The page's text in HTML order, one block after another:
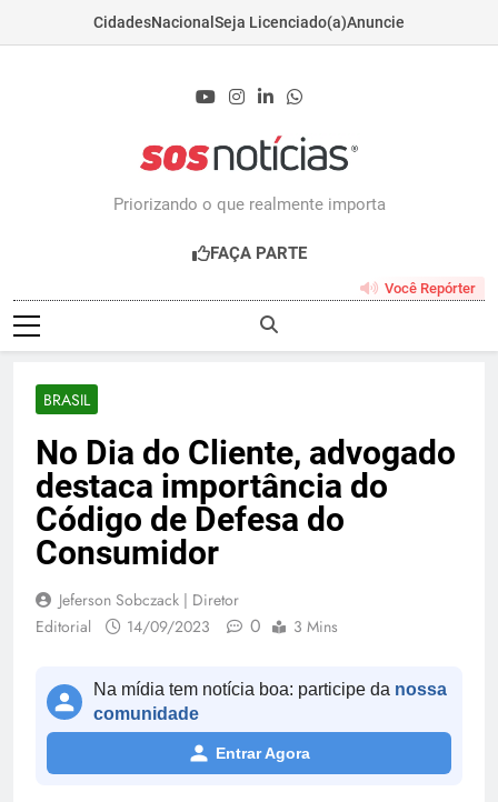
CidadesNacional Seja Licenciado(a)Anuncie
Priorizando o que realmente importa
FAÇA PARTE
Você Repórter
BRASIL
No Dia do Cliente, advogado
destaca importância do
Código de Defesa do
Consumidor
Jeferson Sobczack | Diretor
Editorial
14/09/2023 0 3 Mins
Na mídia tem notícia boa: participe da nossa
comunidade
Entrar Agora